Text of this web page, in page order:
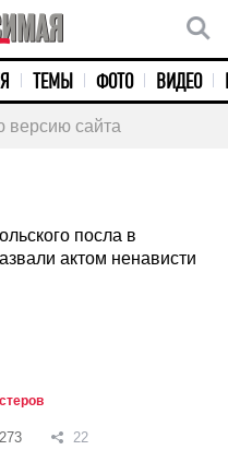
ТЕМЫ ФОТО ВИДЕО
версию сайта
посла в
актом ненависти
22